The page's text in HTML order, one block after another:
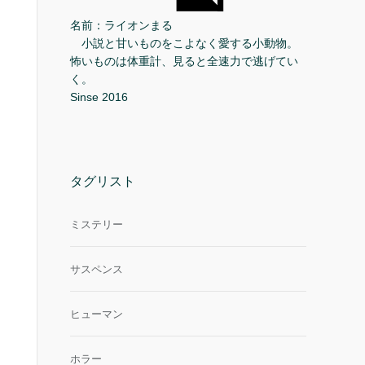
名前：ライオンまる
小説と甘いものをこよなく愛する小動物。
怖いものは体重計、見ると全速力で逃げてい
く。
Sinse 2016
タグリスト
ミステリー
サスペンス
ヒューマン
ホラー